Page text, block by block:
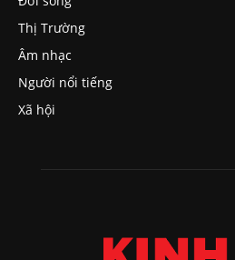
Thị Trường
Âm nhạc
Người nổi tiếng
Xã hội